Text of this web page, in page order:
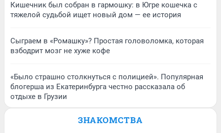
Кишечник был собран в гармошку: в Югре кошечка с
тяжелой судьбой ищет новый дом — ее история
Сыграем в «Ромашку»? Простая головоломка, которая
взбодрит мозг не хуже кофе
«Было страшно столкнуться с полицией». Популярная
блогерша из Екатеринбурга честно рассказала об
отдыхе в Грузии
ЗНАКОМСТВА